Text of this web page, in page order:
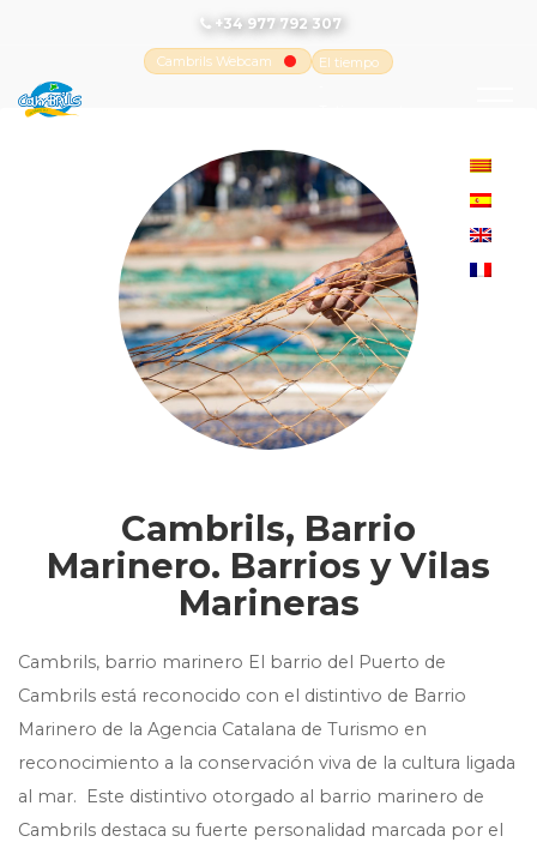
+34 977 792 307
Cambrils Webcam
El tiempo
Cambrils, Barrio
Marinero. Barrios y Vilas
Marineras
Cambrils, barrio marinero El barrio del Puerto de
Cambrils está reconocido con el distintivo de Barrio
Marinero de la Agencia Catalana de Turismo en
reconocimiento a la conservación viva de la cultura ligada
al mar. Este distintivo otorgado al barrio marinero de
Cambrils destaca su fuerte personalidad marcada por el